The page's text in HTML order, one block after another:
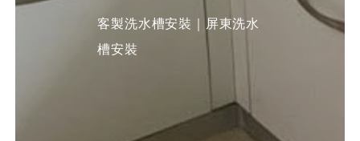
客製洗水槽安裝｜屏東洗水
槽安裝